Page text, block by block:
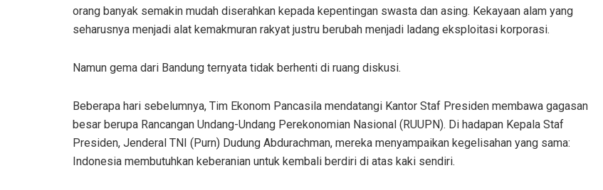
orang banyak semakin mudah diserahkan kepada kepentingan swasta dan asing. Kekayaan alam yang
seharusnya menjadi alat kemakmuran rakyat justru berubah menjadi ladang eksploitasi korporasi.
Namun gema dari Bandung ternyata tidak berhenti di ruang diskusi.
Beberapa hari sebelumnya, Tim Ekonom Pancasila mendatangi Kantor Staf Presiden membawa gagasan
besar berupa Rancangan Undang-Undang Perekonomian Nasional (RUUPN). Di hadapan Kepala Staf
Presiden, Jenderal TNI (Purn) Dudung Abdurachman, mereka menyampaikan kegelisahan yang sama:
Indonesia membutuhkan keberanian untuk kembali berdiri di atas kaki sendiri.